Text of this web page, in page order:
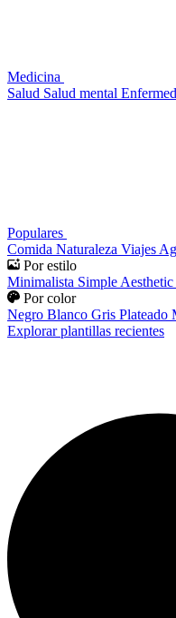
Medicina
Salud Salud mental
Populares
Comida Naturaleza Viajes
Por estilo
Minimalista Simple Aesthetic
Por color
Negro Blanco Gris Plateado
Explorar plantillas recientes